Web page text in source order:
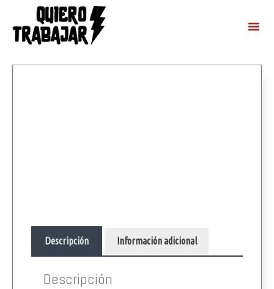
Descripción Información adicional
Descripción